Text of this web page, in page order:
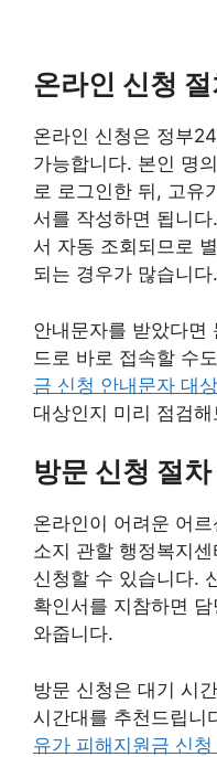
온라인 신청
온라인 신청은 정부
가능합니다. 본인 명
로 로그인한 뒤, 고유
서를 작성하면 됩니
서 자동 조회되므로
되는 경우가 많습니다.
안내문자를 받았다면
드로 바로 접속할 수
금 신청 안내문자 대
대상인지 미리 점검
방문 신청 절차
온라인이 어려운 어
소지 관할 행정복지
신청할 수 있습니다.
확인서를 지참하면
와줍니다.
방문 신청은 대기 시
시간대를 추천드립니
유가 피해지원금 신